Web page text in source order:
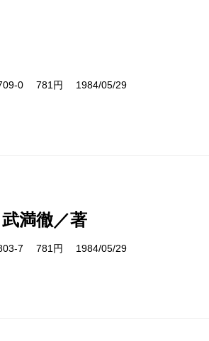
0 781円 1984/05/29
満徹／著
7 781円 1984/05/29